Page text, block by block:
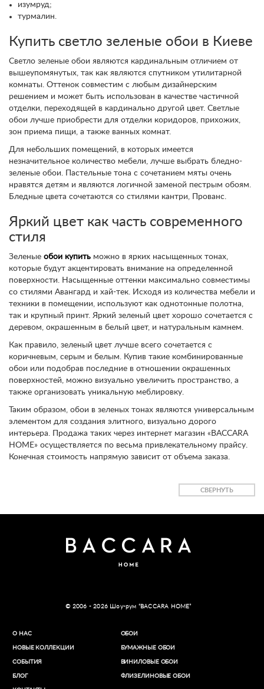
изумруд;
турмалин.
Купить светло зеленые обои в Киеве
Светло зеленые обои являются кардинальным отличием от
вышеупомянутых, так как являются спутником утилитарной
комнаты. Оттенок совместим с любым дизайнерским
решением и может быть использован в качестве частичной
отделки, переходящей в кардинально другой цвет. Светлые
обои лучше приобрести для отделки коридоров, прихожих,
зон приема пищи, а также ванных комнат.
Для небольших помещений, в которых имеется
незначительное количество мебели, лучше выбрать бледно-
зеленые обои. Пастельные тона с сочетанием мяты очень
нравятся детям и являются логичной заменой пестрым обоям.
Бледные цвета сочетаются со стилями кантри, Прованс.
Яркий цвет как часть современного
стиля
Зеленые обои купить можно в ярких насыщенных тонах,
которые будут акцентировать внимание на определенной
поверхности. Насыщенные оттенки максимально совместимы
со стилями Авангард и хай-тек. Исходя из количества мебели и
техники в помещении, используют как однотонные полотна,
так и крупный принт. Яркий зеленый цвет хорошо сочетается с
деревом, окрашенным в белый цвет, и натуральным камнем.
Как правило, зеленый цвет лучше всего сочетается с
коричневым, серым и белым. Купив такие комбинированные
обои или подобрав последние в отношении окрашенных
поверхностей, можно визуально увеличить пространство, а
также организовать уникальную меблировку.
Таким образом, обои в зеленых тонах являются универсальным
элементом для создания элитного, визуально дорого
интерьера. Продажа таких через интернет магазин «BACCARA
HOME» осуществляется по весьма привлекательному прайсу.
Конечная стоимость напрямую зависит от объема заказа.
СВЕРНУТЬ
© 2006 - 2026 Шоу-рум “BACCARA HOME”
О НАС
НОВЫЕ КОЛЛЕКЦИИ
СОБЫТИЯ
БЛОГ
ОБОИ
БУМАЖНЫЕ ОБОИ
ВИНИЛОВЫЕ ОБОИ​
ФЛИЗЕЛИНОВЫЕ ОБОИ